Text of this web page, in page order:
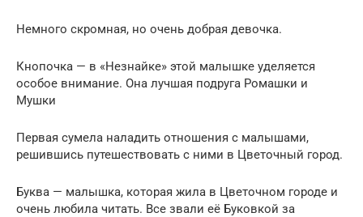
Немного скромная, но очень добрая девочка.
Кнопочка — в «Незнайке» этой малышке уделяется
особое внимание. Она лучшая подруга Ромашки и
Мушки
Первая сумела наладить отношения с малышами,
решившись путешествовать с ними в Цветочный город.
Буква — малышка, которая жила в Цветочном городе и
очень любила читать. Все звали её Буковкой за